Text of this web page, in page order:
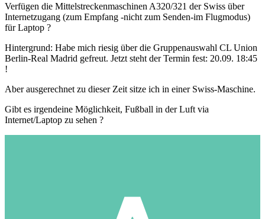
Verfügen die Mittelstreckenmaschinen A320/321 der Swiss über
Internetzugang (zum Empfang -nicht zum Senden-im Flugmodus)
für Laptop ?
Hintergrund: Habe mich riesig über die Gruppenauswahl CL Union
Berlin-Real Madrid gefreut. Jetzt steht der Termin fest: 20.09. 18:45
!
Aber ausgerechnet zu dieser Zeit sitze ich in einer Swiss-Maschine.
Gibt es irgendeine Möglichkeit, Fußball in der Luft via
Internet/Laptop zu sehen ?